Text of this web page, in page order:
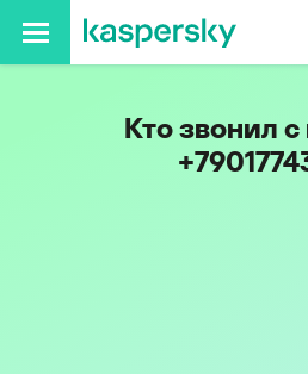
Кто звонил